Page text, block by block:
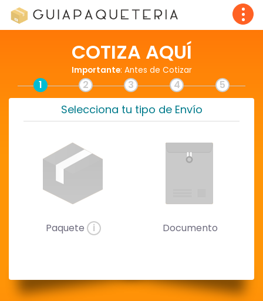
COTIZA AQUÍ
Importante: Antes de Cotizar
1 2 3 4 5
Selecciona tu tipo de Envío
Paquete i Documento